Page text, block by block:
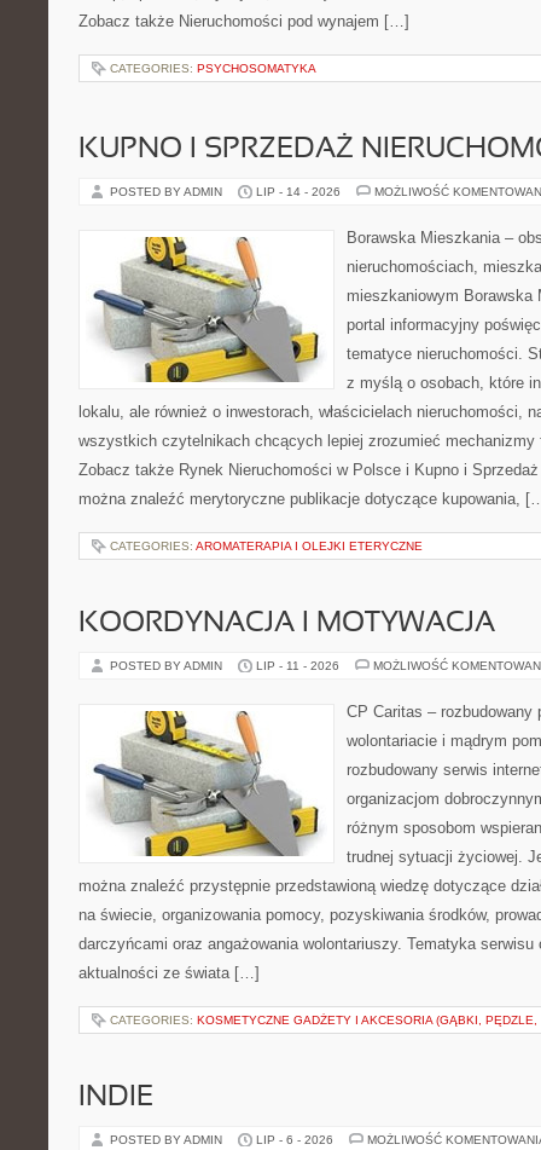
Zobacz także Nieruchomości pod wynajem […]
CATEGORIES: PSYCHOSOMATYKA
KUPNO I SPRZEDAŻ
POSTED BY ADMIN LIP - 14 - 2026 MOŻLIWOŚĆ
Borawska Mieszkania –
nieruchomościach,
mieszkaniowym Borawska
portal informacyjny
tematyce nieruchomości.
z myślą o osobach, które
lokalu, ale również o inwestorach, właścicielach nieruchomości,
wszystkich czytelnikach chcących lepiej zrozumieć mechanizmy
Zobacz także Rynek Nieruchomości w Polsce i Kupno i
można znaleźć merytoryczne publikacje dotyczące kupowania,
CATEGORIES: AROMATERAPIA I OLEJKI ETERYCZNE
KOORDYNACJA I MOTYWACJA
POSTED BY ADMIN LIP - 11 - 2026 MOŻLIWOŚĆ
CP Caritas – rozbudowany
wolontariacie i mądrym
rozbudowany serwis
organizacjom
różnym sposobom
trudnej sytuacji życiowej.
można znaleźć przystępnie przedstawioną wiedzę dotyczące
na świecie, organizowania pomocy, pozyskiwania środków,
darczyńcami oraz angażowania wolontariuszy. Tematyka
aktualności ze świata […]
CATEGORIES: KOSMETYCZNE GADŻETY I AKCESORIA (GĄBKI, PĘDZLE,
INDIE
POSTED BY ADMIN LIP - 6 - 2026 MOŻLIWOŚĆ